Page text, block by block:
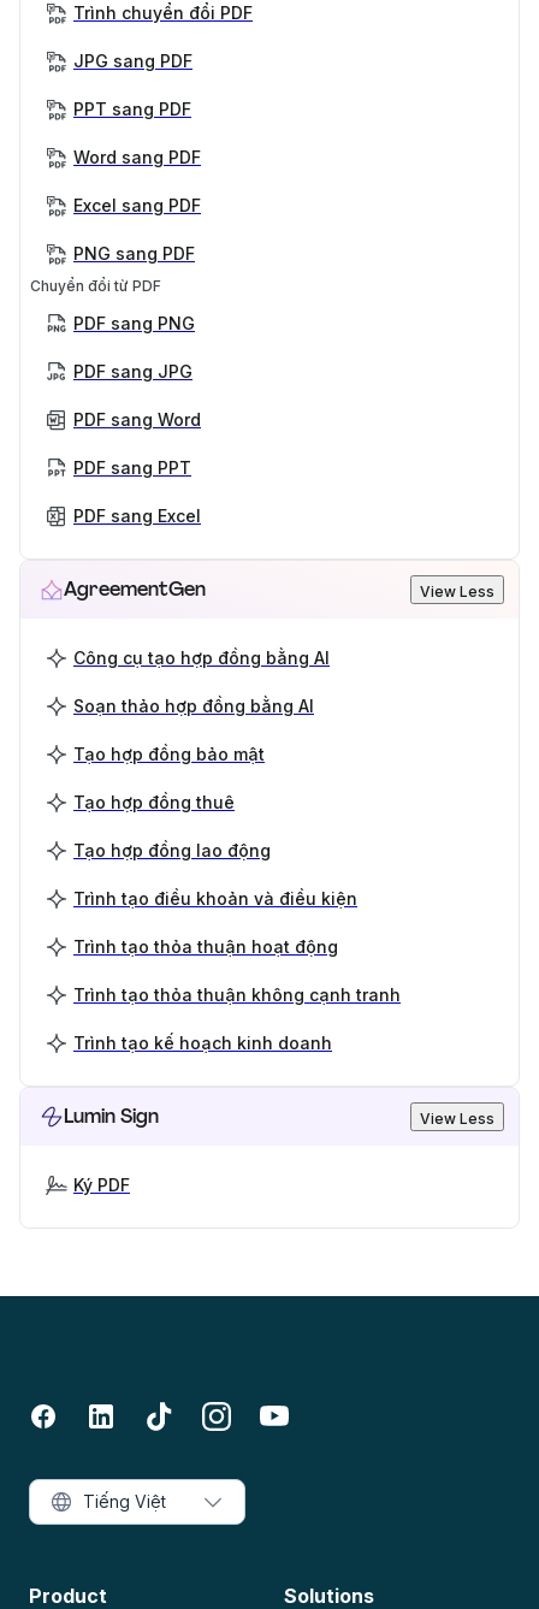
Trình chuyển đổi PDF
JPG sang PDF
PPT sang PDF
Word sang PDF
Excel sang PDF
PNG sang PDF
Chuyển đổi từ PDF
PDF sang PNG
PDF sang JPG
PDF sang Word
PDF sang PPT
PDF sang Excel
AgreementGen View Less
Công cụ tạo hợp đồng bằng AI
Soạn thảo hợp đồng bằng AI
Tạo hợp đồng bảo mật
Tạo hợp đồng thuê
Tạo hợp đồng lao động
Trình tạo điều khoản và điều kiện
Trình tạo thỏa thuận hoạt động
Trình tạo thỏa thuận không cạnh tranh
Trình tạo kế hoạch kinh doanh
Lumin Sign View Less
Ký PDF
Product Solutions
Tiếng Việt